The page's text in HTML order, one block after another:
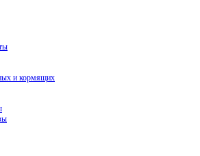
и кормящих